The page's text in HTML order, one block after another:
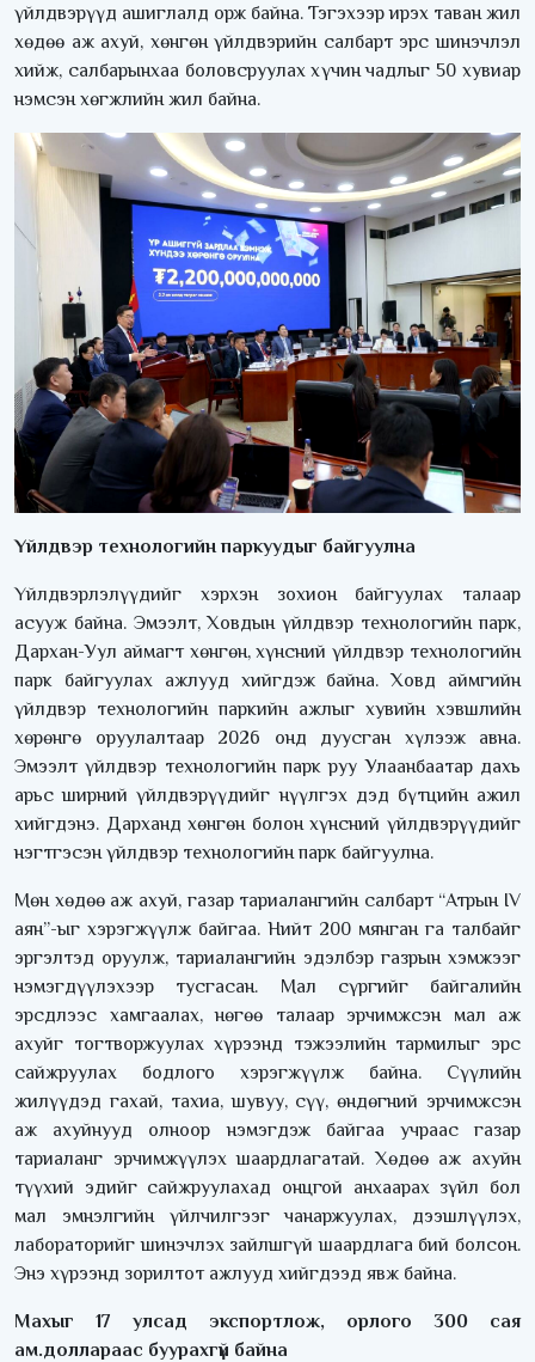
үйлдвэрүүд ашиглалд орж байна. Тэгэхээр ирэх таван жил
хөдөө аж ахуй, хөнгөн үйлдвэрийн салбарт эрс шинэчлэл
хийж, салбарынхаа боловсруулах хүчин чадлыг 50 хувиар
нэмсэн хөгжлийн жил байна.
Үйлдвэр технологийн паркуудыг байгуулна
Үйлдвэрлэлүүдийг хэрхэн зохион байгуулах талаар
асууж байна. Эмээлт, Ховдын үйлдвэр технологийн парк,
Дархан-Уул аймагт хөнгөн, хүнсний үйлдвэр технологийн
парк байгуулах ажлууд хийгдэж байна. Ховд аймгийн
үйлдвэр технологийн паркийн ажлыг хувийн хэвшлийн
хөрөнгө оруулалтаар 2026 онд дуусган хүлээж авна.
Эмээлт үйлдвэр технологийн парк руу Улаанбаатар дахь
арьс ширний үйлдвэрүүдийг нүүлгэх дэд бүтцийн ажил
хийгдэнэ. Дарханд хөнгөн болон хүнсний үйлдвэрүүдийг
нэгтгэсэн үйлдвэр технологийн парк байгуулна.
Мөн хөдөө аж ахуй, газар тариалангийн салбарт “Атрын IV
аян”-ыг хэрэгжүүлж байгаа. Нийт 200 мянган га талбайг
эргэлтэд оруулж, тариалангийн эдэлбэр газрын хэмжээг
нэмэгдүүлэхээр тусгасан. Мал сүргийг байгалийн
эрсдлээс хамгаалах, нөгөө талаар эрчимжсэн мал аж
ахуйг тогтворжуулах хүрээнд тэжээлийн тармилыг эрс
сайжруулах бодлого хэрэгжүүлж байна. Сүүлийн
жилүүдэд гахай, тахиа, шувуу, сүү, өндөгний эрчимжсэн
аж ахуйнууд олноор нэмэгдэж байгаа учраас газар
тариаланг эрчимжүүлэх шаардлагатай. Хөдөө аж ахуйн
түүхий эдийг сайжруулахад онцгой анхаарах зүйл бол
мал эмнэлгийн үйлчилгээг чанаржуулах, дээшлүүлэх,
лабораторийг шинэчлэх зайлшгүй шаардлага бий болсон.
Энэ хүрээнд зорилтот ажлууд хийгдээд явж байна.
Махыг 17 улсад экспортлож, орлого 300 сая
ам.доллараас буурахгүй байна